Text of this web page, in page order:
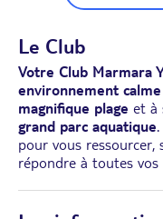
Le Club
Votre Club Marmara
environnement calme
magnifique plage et à
grand parc aquatique
pour vous ressourcer,
répondre à toutes vos